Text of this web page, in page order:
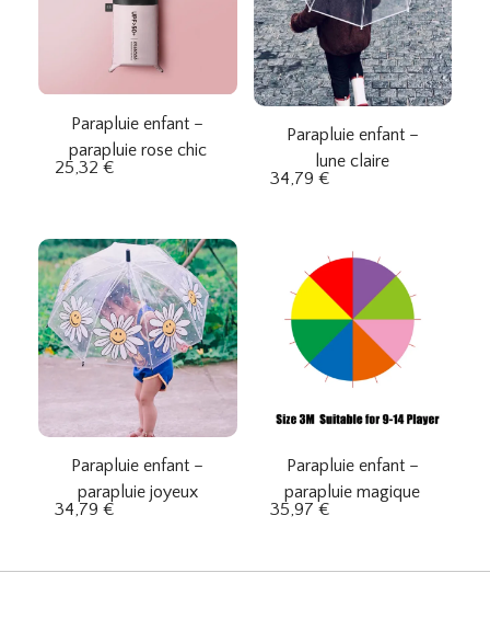
Parapluie enfant –
parapluie rose chic
25,32 €
Parapluie enfant –
lune claire
34,79 €
Parapluie enfant –
parapluie joyeux
34,79 €
Parapluie enfant –
parapluie magique
35,97 €